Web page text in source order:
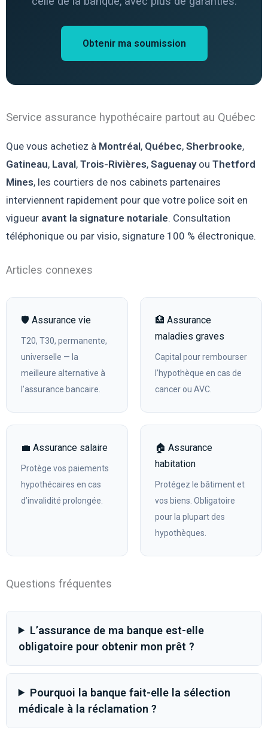
Obtenir ma soumission
Service assurance hypothécaire partout au Québec
Que vous achetiez à Montréal, Québec, Sherbrooke,
Gatineau, Laval, Trois-Rivières, Saguenayou Thetford
Mines, les courtiers de nos cabinets partenaires
interviennent rapidement pour que votre police soit en
vigueur avant la signature notariale. Consultation
téléphonique ou par visio, signature 100 % électronique.
Articles connexes
🛡️ Assurance vie
T20, T30, permanente,
universelle — la
meilleure alternative à
l’assurance bancaire.
🏥 Assurance
maladies graves
Capital pour rembourser
l’hypothèque en cas de
cancer ou AVC.
💼 Assurance salaire
Protège vos paiements
hypothécaires en cas
d’invalidité prolongée.
🏠 Assurance
habitation
Protégez le bâtiment et
vos biens. Obligatoire
pour la plupart des
hypothèques.
Questions fréquentes
L’assurance de ma banque est-elle
obligatoire pour obtenir mon prêt ?
Pourquoi la banque fait-elle la sélection
médicale à la réclamation ?